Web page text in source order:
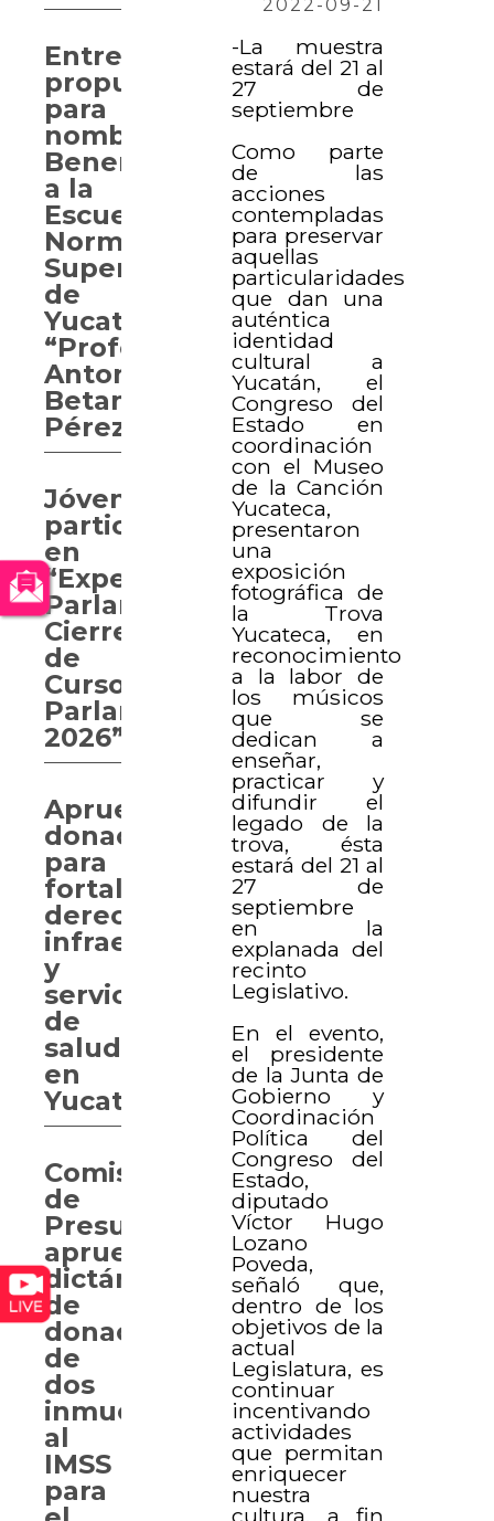
2022-09-21
-La muestra
estará del 21 al
27 de
septiembre
Como parte
de las
acciones
contempladas
para preservar
aquellas
particularidades
que dan una
auténtica
identidad
cultural a
Yucatán, el
Congreso del
Estado en
coordinación
con el Museo
de la Canción
Yucateca,
presentaron
una
exposición
fotográfica de
la Trova
Yucateca, en
reconocimiento
a la labor de
los músicos
que se
dedican a
enseñar,
practicar y
difundir el
legado de la
trova, ésta
estará del 21 al
27 de
septiembre
en la
explanada del
recinto
Legislativo.
En el evento,
el presidente
de la Junta de
Gobierno y
Coordinación
Política del
Congreso del
Estado,
diputado
Víctor Hugo
Lozano
Poveda,
señaló que,
dentro de los
objetivos de la
actual
Legislatura, es
continuar
incentivando
actividades
que permitan
enriquecer
nuestra
cultura, a fin
Entregan
propuesta
para
nombrar
Benemérita
a la
Escuela
Normal
Superior
de
Yucatán
“Profesor
Antonio
Betancourt
Pérez”
Jóvenes
participan
en
“Experiencia
Parlamentaria.
Cierre
de
Curso
Parlamentario
2026”
Aprueban
donaciones
para
fortalecer
derechos,
infraestructura
y
servicios
de
salud
en
Yucatán
Comisión
de
Presupuesto
aprueba
dictámenes
de
donación
de
dos
inmuebles
al
IMSS
para